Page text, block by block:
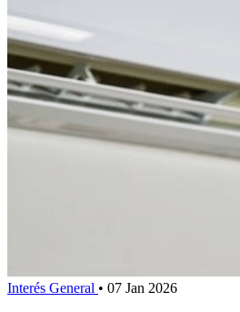
Interés General • 07 Jan 2026